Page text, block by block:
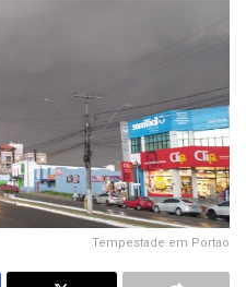
Tempestade em Portao